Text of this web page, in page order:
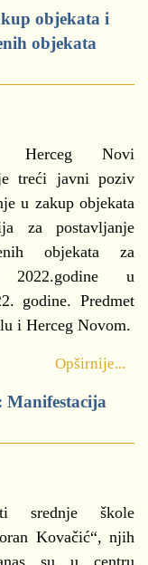
objekata i
objekata
Herceg Novi
treći javni poziv
u zakup objekata
za postavljanje
objekata za
2022.godine u
godine. Predmet
i Herceg Novom.
Opširnije...
srednje škole
Kovačić“, njih
su u centru